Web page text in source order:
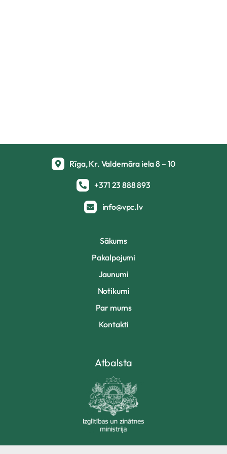
Rīga, Kr. Valdemāra iela 8 – 10
+371 23 888 893
info@vpc.lv
Sākums
Pakalpojumi
Jaunumi
Notikumi
Par mums
Kontakti
Atbalsta